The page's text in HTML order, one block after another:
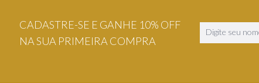
CADASTRE-SE E GANHE 10% OFF
NA SUA PRIMEIRA COMPRA